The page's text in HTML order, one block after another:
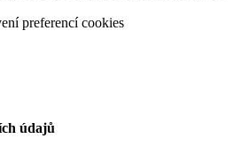
preferencí cookies
údajů